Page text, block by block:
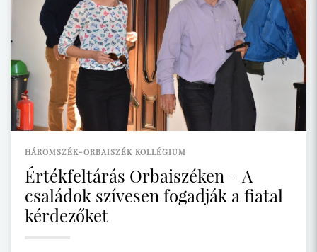
HÁROMSZÉK-ORBAISZÉK KOLLÉGIUM
Értékfeltárás Orbaiszéken – A
családok szívesen fogadják a fiatal
kérdezőket